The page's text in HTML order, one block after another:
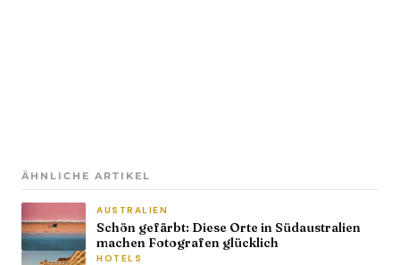
ÄHNLICHE ARTIKEL
AUSTRALIEN
Schön gefärbt: Diese Orte in Südaustralien
machen Fotografen glücklich
HOTELS